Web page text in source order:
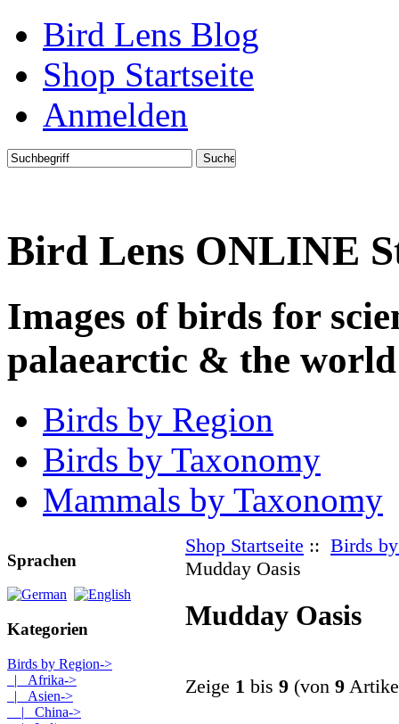
Bird Lens Blog
Shop Startseite
Anmelden
Bird Lens ONLINE
Images of birds for
palaearctic & the world
Birds by Region
Birds by Taxonomy
Mammals by Taxonomy
Sprachen
Kategorien
Birds by Region->
|_ Afrika->
|_ Asien->
|_ China->
Shop Startseite :: Birds
Mudday Oasis
Mudday Oasis
Zeige 1 bis 9 (von 9